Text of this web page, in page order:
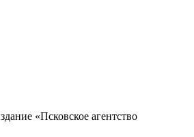
«Псковское агентство